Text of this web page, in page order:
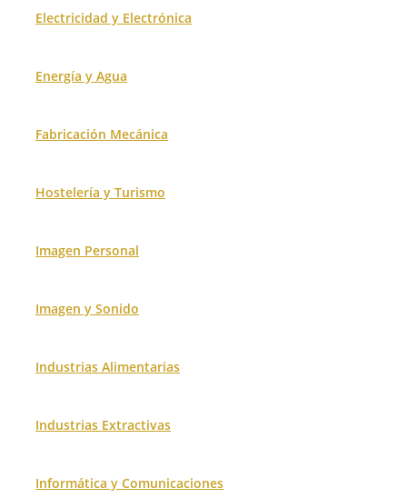
Electricidad y Electrónica
Energía y Agua
Fabricación Mecánica
Hostelería y Turismo
Imagen Personal
Imagen y Sonido
Industrias Alimentarias
Industrias Extractivas
Informática y Comunicaciones